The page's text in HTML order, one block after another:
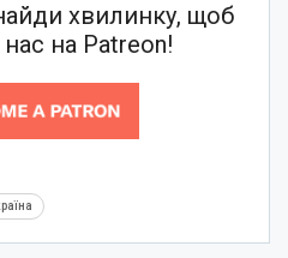
хвилинку, щоб
на Patreon!